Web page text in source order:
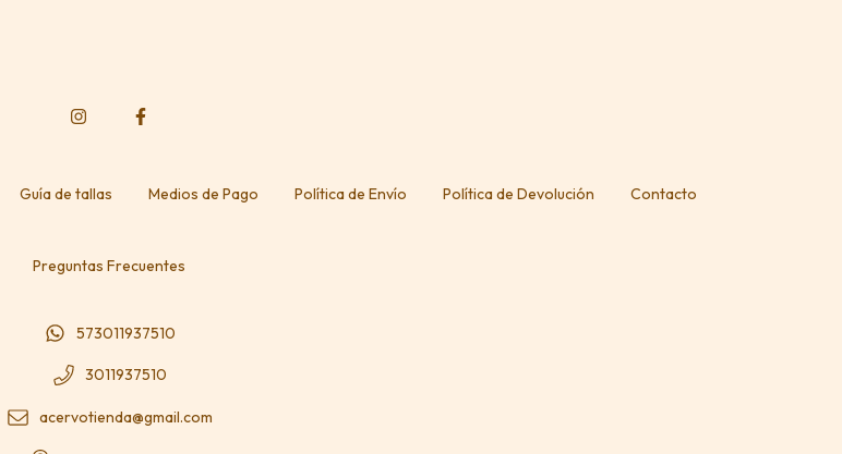
Guía de tallas Medios de Pago Política de Envío Política de Devolución Contacto
Preguntas Frecuentes
573011937510
3011937510
acervotienda@gmail.com